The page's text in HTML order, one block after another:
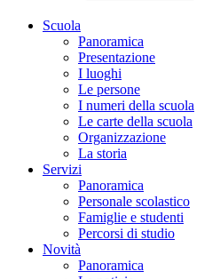
Scuola
Panoramica
Presentazione
I luoghi
Le persone
I numeri della scuola
Le carte della scuola
Organizzazione
La storia
Servizi
Panoramica
Personale scolastico
Famiglie e studenti
Percorsi di studio
Novità
Panoramica